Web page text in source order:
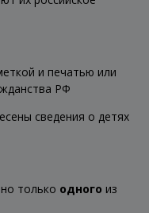
и печатью или
РФ
сведения о детях
только одного из